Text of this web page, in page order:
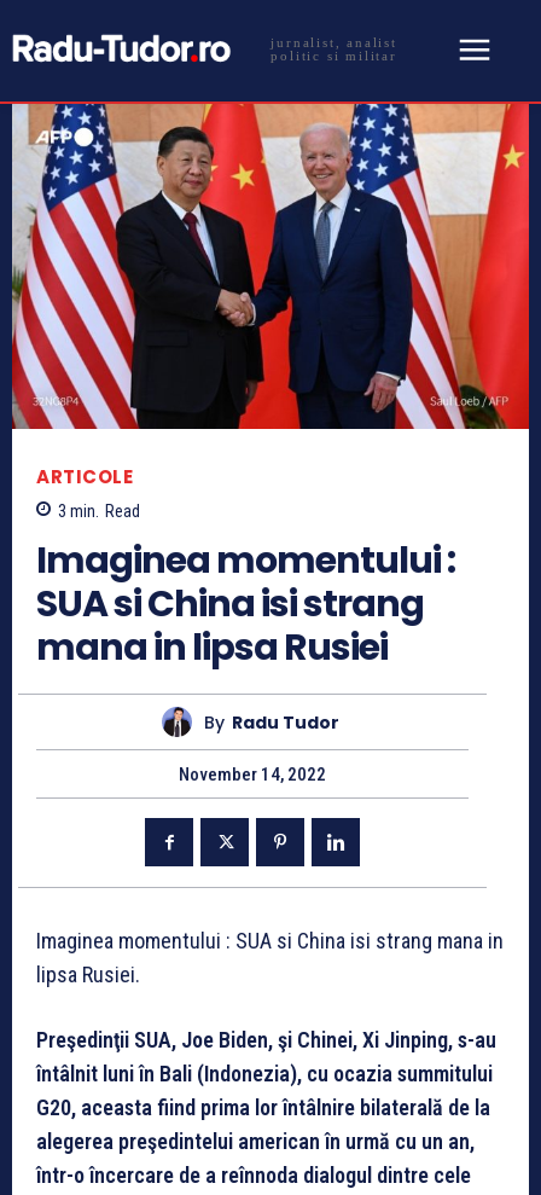
jurnalist, analist
politic si militar
ARTICOLE
3 min. Read
Imaginea momentului :
SUA si China isi strang
mana in lipsa Rusiei
By Radu Tudor
November 14, 2022
Imaginea momentului : SUA si China isi strang mana in
lipsa Rusiei.
Preşedinţii SUA, Joe Biden, şi Chinei, Xi Jinping, s-au
întâlnit luni în Bali (Indonezia), cu ocazia summitului
G20, aceasta fiind prima lor întâlnire bilaterală de la
alegerea preşedintelui american în urmă cu un an,
într-o încercare de a reînnoda dialogul dintre cele